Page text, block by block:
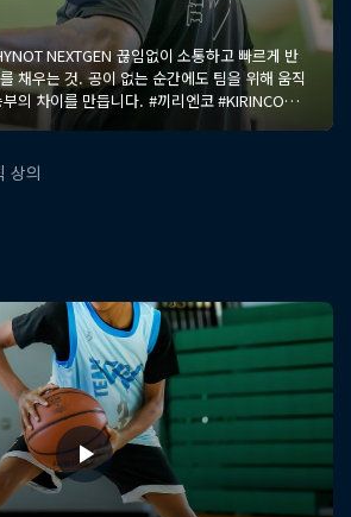
끊임없이 소통하고 빠르게 반
순간에도 팀을 위해 움직
만듭니다. #끼리엔코 #KIRINCO
#Teamwork #TeamDefense
상의